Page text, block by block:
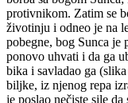
protivnikom. Zatim se
životinju i odneo je na
pobegne, bog Sunca je
ponovo uhvati i da ga
bika i savladao ga
biljke, iz njenog repa
je poslao nečiste sile